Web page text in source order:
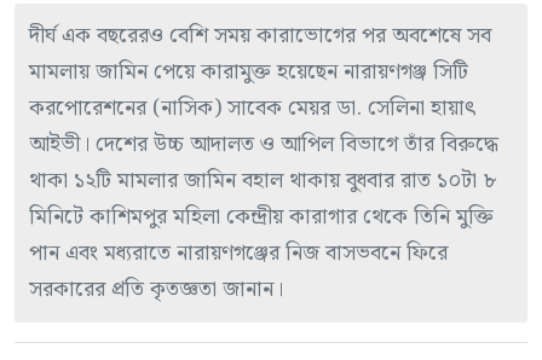
দীর্ঘ এক বছরেরও বেশি সময় কারাভোগের পর অবশেষে সব
মামলায় জামিন পেয়ে কারামুক্ত হয়েছেন নারায়ণগঞ্জ সিটি
করপোরেশনের (নাসিক) সাবেক মেয়র ডা. সেলিনা হায়াৎ
আইভী। দেশের উচ্চ আদালত ও আপিল বিভাগে তাঁর বিরুদ্ধে
থাকা ১২টি মামলার জামিন বহাল থাকায় বুধবার রাত ১০টা ৮
মিনিটে কাশিমপুর মহিলা কেন্দ্রীয় কারাগার থেকে তিনি মুক্তি
পান এবং মধ্যরাতে নারায়ণগঞ্জের নিজ বাসভবনে ফিরে
সরকারের প্রতি কৃতজ্ঞতা জানান।